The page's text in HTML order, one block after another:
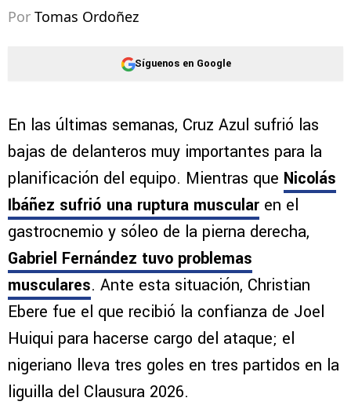
Por Tomas Ordoñez
Síguenos en Google
En las últimas semanas, Cruz Azul sufrió las
bajas de delanteros muy importantes para la
planificación del equipo. Mientras que Nicolás
Ibáñez sufrió una ruptura muscular en el
gastrocnemio y sóleo de la pierna derecha,
Gabriel Fernández tuvo problemas
musculares. Ante esta situación, Christian
Ebere fue el que recibió la confianza de Joel
Huiqui para hacerse cargo del ataque; el
nigeriano lleva tres goles en tres partidos en la
liguilla del Clausura 2026.